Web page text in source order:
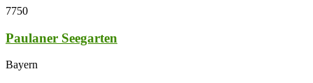
7750
Paulaner Seegarten
Bayern